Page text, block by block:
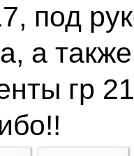
под
а
гр